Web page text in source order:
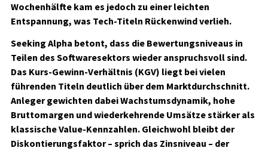
Wochenhälfte kam es jedoch zu einer leichten
Entspannung, was Tech-Titeln Rückenwind verlieh.
Seeking Alpha betont, dass die Bewertungsniveaus in
Teilen des Softwaresektors wieder anspruchsvoll sind.
Das Kurs-Gewinn-Verhältnis (KGV) liegt bei vielen
führenden Titeln deutlich über dem Marktdurchschnitt.
Anleger gewichten dabei Wachstumsdynamik, hohe
Bruttomargen und wiederkehrende Umsätze stärker als
klassische Value-Kennzahlen. Gleichwohl bleibt der
Diskontierungsfaktor – sprich das Zinsniveau – der